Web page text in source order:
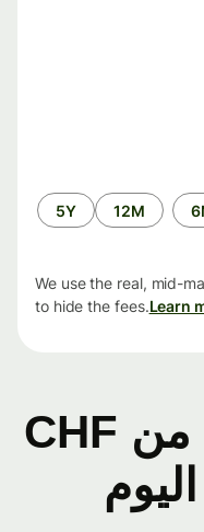
12M
5Y
We use the real,
to hide the fees.
أسعار الصرف من CHF